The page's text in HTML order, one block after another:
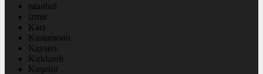
istanbul
izmir
Kars
Kastamonu
Kayseri
Kırklareli
Kırşehir